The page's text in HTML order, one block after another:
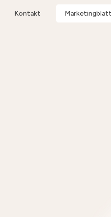
Kontakt Marketingblatt